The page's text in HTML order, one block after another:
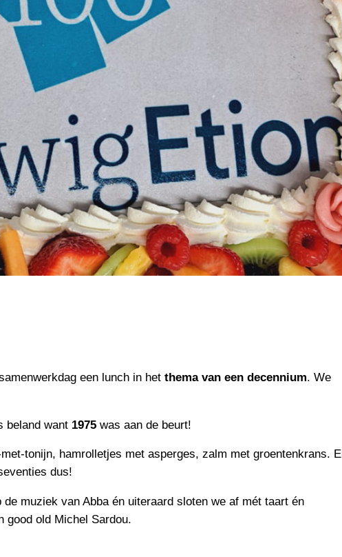
een lunch in het thema van een decennium. We
beland want 1975 was aan de beurt!
tonijn, hamrolletjes met asperges, zalm met groentenkrans.
dus!
muziek van Abba én uiteraard sloten we af mét taart én
good old Michel Sardou.